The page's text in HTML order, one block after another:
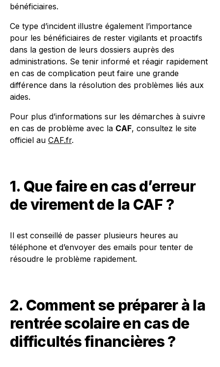
bénéficiaires.
Ce type d’incident illustre également l’importance
pour les bénéficiaires de rester vigilants et proactifs
dans la gestion de leurs dossiers auprès des
administrations. Se tenir informé et réagir rapidement
en cas de complication peut faire une grande
différence dans la résolution des problèmes liés aux
aides.
Pour plus d’informations sur les démarches à suivre
en cas de problème avec la CAF, consultez le site
officiel au CAF.fr.
1. Que faire en cas d’erreur
de virement de la CAF ?
Il est conseillé de passer plusieurs heures au
téléphone et d’envoyer des emails pour tenter de
résoudre le problème rapidement.
2. Comment se préparer à la
rentrée scolaire en cas de
difficultés financières ?